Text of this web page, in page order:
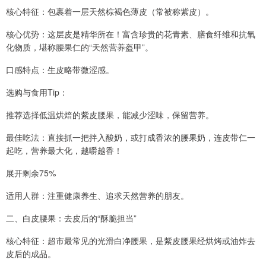
核心特征：包裹着一层天然棕褐色薄皮（常被称紫皮）。
核心优势：这层皮是精华所在！富含珍贵的花青素、膳食纤维和抗氧
化物质，堪称腰果仁的“天然营养盔甲”。
口感特点：生皮略带微涩感。
选购与食用Tip：
推荐选择低温烘焙的紫皮腰果，能减少涩味，保留营养。
最佳吃法：直接抓一把拌入酸奶，或打成香浓的腰果奶，连皮带仁一
起吃，营养最大化，越嚼越香！
展开剩余75%
适用人群：注重健康养生、追求天然营养的朋友。
二、白皮腰果：去皮后的“酥脆担当”
核心特征：超市最常见的光滑白净腰果，是紫皮腰果经烘烤或油炸去
皮后的成品。